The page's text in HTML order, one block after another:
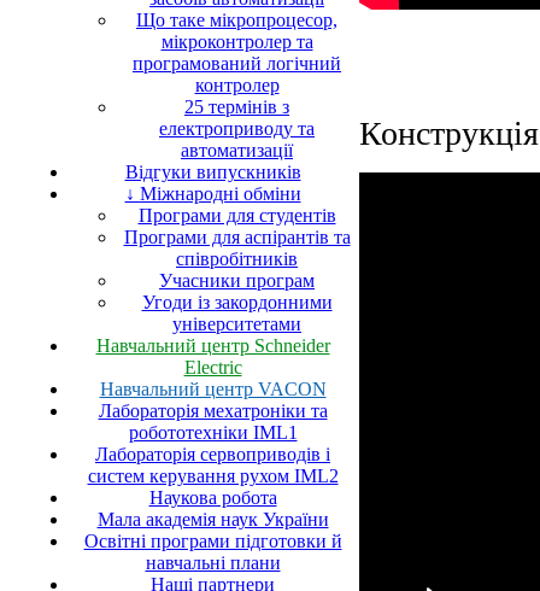
Що таке мікропроцесор,
мікроконтролер та
програмований логічний
контролер
25 термінів з
електроприводу та
автоматизації
Відгуки випускників
↓ Міжнародні обміни
Програми для студентів
Програми для аспірантів та
співробітників
Учасники програм
Угоди із закордонними
університетами
Навчальний центр Schneider
Electric
Навчальний центр VACON
Лабораторія мехатроніки та
робототехніки IML1
Лабораторія сервоприводів і
систем керування рухом IML2
Наукова робота
Мала академія наук України
Освітні програми підготовки й
навчальні плани
Наші партнери